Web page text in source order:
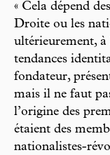
« Cela dépend
Droite ou les
ultérieurement, à
tendances
fondateur,
mais il ne faut
l’origine des
étaient des
nationalistes-